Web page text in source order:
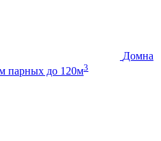
Домна
парных до 120м3